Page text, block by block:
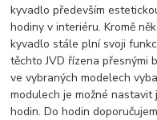
kyvadlo především
hodiny v interiéru. Kromě
kyvadlo stále plní svoji
těchto JVD řízena přesnými
ve vybraných modelech
modulech je možné
hodin. Do hodin